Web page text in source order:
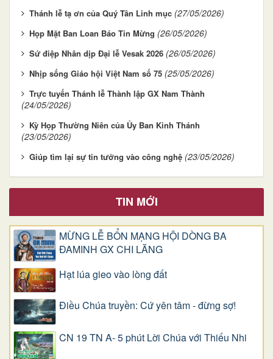
Thánh lễ tạ ơn của Quý Tân Linh mục (27/05/2026)
Họp Mặt Ban Loan Báo Tin Mừng (26/05/2026)
Sứ điệp Nhân dịp Đại lễ Vesak 2026 (26/05/2026)
Nhịp sống Giáo hội Việt Nam số 75 (25/05/2026)
Trực tuyến Thánh lễ Thành lập GX Nam Thành
(24/05/2026)
Kỳ Họp Thường Niên của Ủy Ban Kinh Thánh
(23/05/2026)
Giúp tìm lại sự tin tưởng vào công nghệ (23/05/2026)
TIN MỚI
MỪNG LỄ BỔN MẠNG HỘI DÒNG BA
ĐAMINH GX CHI LĂNG
Hạt lúa gieo vào lòng đất
Điều Chúa truyền: Cứ yên tâm - đừng sợ!
CN 19 TN A- 5 phút Lời Chúa với Thiếu Nhi